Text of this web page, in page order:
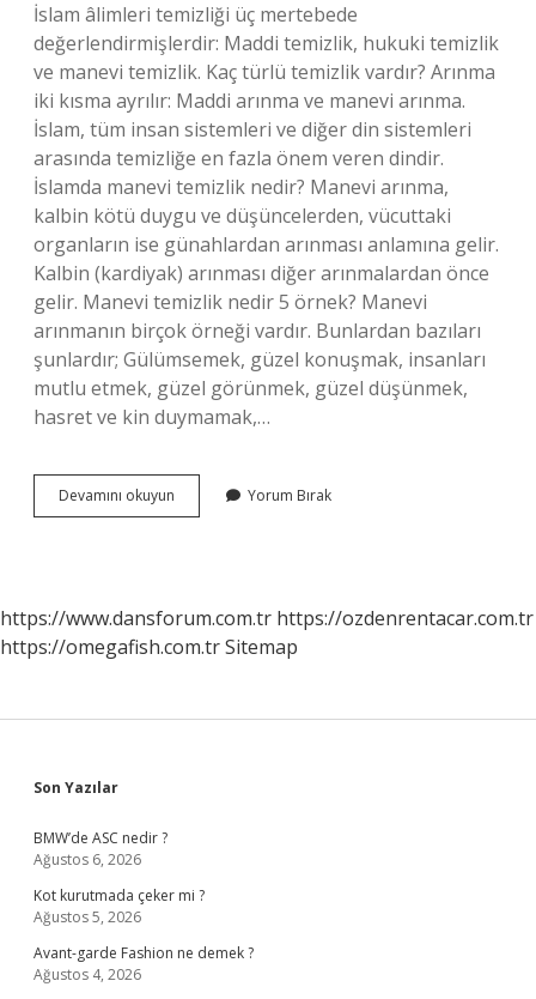
İslam âlimleri temizliği üç mertebede
değerlendirmişlerdir: Maddi temizlik, hukuki temizlik
ve manevi temizlik. Kaç türlü temizlik vardır? Arınma
iki kısma ayrılır: Maddi arınma ve manevi arınma.
İslam, tüm insan sistemleri ve diğer din sistemleri
arasında temizliğe en fazla önem veren dindir.
İslamda manevi temizlik nedir? Manevi arınma,
kalbin kötü duygu ve düşüncelerden, vücuttaki
organların ise günahlardan arınması anlamına gelir.
Kalbin (kardiyak) arınması diğer arınmalardan önce
gelir. Manevi temizlik nedir 5 örnek? Manevi
arınmanın birçok örneği vardır. Bunlardan bazıları
şunlardır; Gülümsemek, güzel konuşmak, insanları
mutlu etmek, güzel görünmek, güzel düşünmek,
hasret ve kin duymamak,…
Devamını okuyun İSlâmda
Kaç
Yorum Bırak
https://www.dansforum.com.tr https://ozdenrentacar.com.tr
https://omegafish.com.trSitemap
Sidebar
Son Yazılar
BMW’de ASC nedir ?
Ağustos 6, 2026
Kot kurutmada çeker mi ?
Ağustos 5, 2026
Avant-garde Fashion ne demek ?
Ağustos 4, 2026